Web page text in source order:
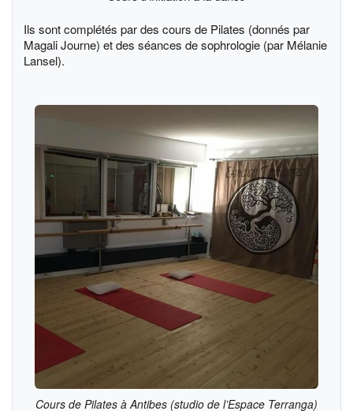
Ils sont complétés par des cours de Pilates (donnés par
Magali Journe) et des séances de sophrologie (par Mélanie
Lansel).
Cours de Pilates à Antibes (studio de l’Espace Terranga)